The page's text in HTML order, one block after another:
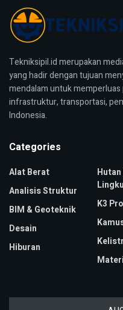
Tekniksipil.id merupakan
yang hadir dengan tujuan
mendalam untuk
infrastruktur, transportasi,
Indonesia.
Categories
Alat Berat
Analisis Struktur
BIM & Geoteknik
Desain
Hiburan
Hutan
K3